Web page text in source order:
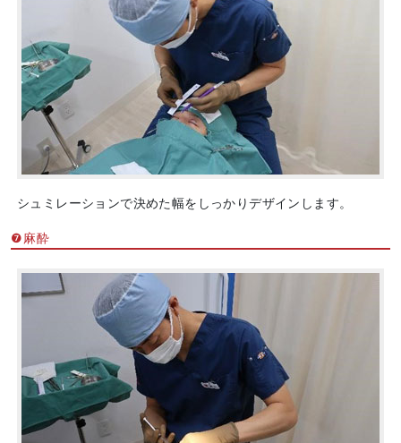
シュミレーションで決めた幅をしっかりデザインします。
❼麻酔